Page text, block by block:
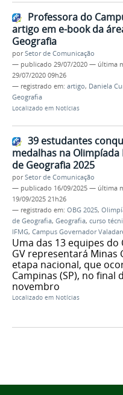
Professora do
artigo em e-book da
Geografia
porSetor de Comunicação
— publicado 29/07/2020 — última
29/07/2020 09h26
— registrado em: artigo, Daniela
Geografia
Localizado em Notícias
39 estudantes
medalhas na Olimpíada
de Geografia 2025
porSetor de Comunicação
— publicado 16/09/2025 — última
19/09/2025 21h26
— registrado em: OBG 2025,
de Geografia, Geografia, curso
IFMG, Campus Governador
Uma das 13 equipes do
GV representará Minas
etapa nacional, que
Campinas (SP), no final
novembro
Localizado em Notícias